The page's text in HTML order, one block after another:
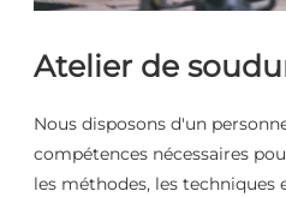
Atelier de
Nous disposons d'un
compétences nécessaires
les méthodes, les techniques